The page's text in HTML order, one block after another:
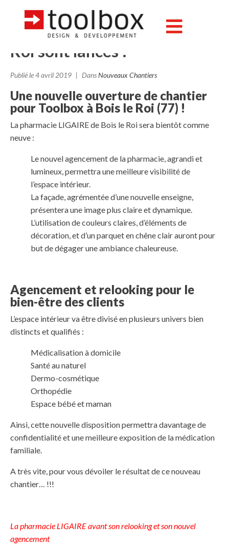
Le relooking et l’agencement
de la pharmacie de Bois le
Roi sont lancés !
Publié le4 avril 2019 DansNouveaux Chantiers
Une nouvelle ouverture de chantier
pour Toolbox à Bois le Roi (77) !
La pharmacie LIGAIRE de Bois le Roi sera bientôt comme
neuve :
Le nouvel agencement de la pharmacie, agrandi et
lumineux, permettra une meilleure visibilité de
l’espace intérieur.
La façade, agrémentée d’une nouvelle enseigne,
présentera une image plus claire et dynamique.
L’utilisation de couleurs claires, d’éléments de
décoration, et d’un parquet en chêne clair auront pour
but de dégager une ambiance chaleureuse.
Agencement et relooking pour le
bien-être des clients
L’espace intérieur va être divisé en plusieurs univers bien
distincts et qualifiés :
Médicalisation à domicile
Santé au naturel
Dermo-cosmétique
Orthopédie
Espace bébé et maman
Ainsi, cette nouvelle disposition permettra davantage de
confidentialité et une meilleure exposition de la médication
familiale.
A très vite, pour vous dévoiler le résultat de ce nouveau
chantier… !!!
La pharmacie LIGAIRE avant son relooking et son nouvel
agencement